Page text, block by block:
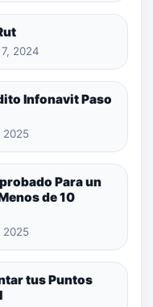
2024
Infonavit Paso
2025
Para un
de 10
2025
tus Puntos